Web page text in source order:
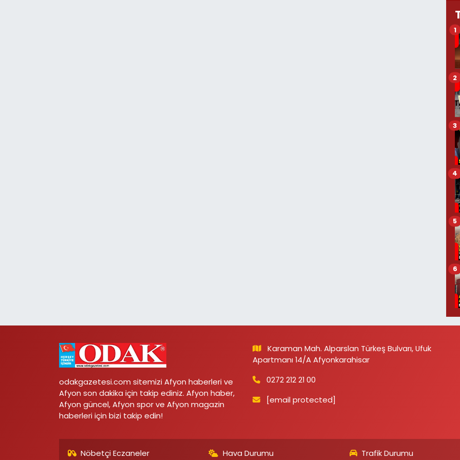
1
2
3
4
5
6
odakgazetesi.com sitemizi Afyon haberleri ve
Afyon son dakika için takip ediniz. Afyon haber,
Afyon güncel, Afyon spor ve Afyon magazin
haberleri için bizi takip edin!
Karaman Mah. Alparslan Türkeş Bulvarı, Ufuk
Apartmanı 14/A Afyonkarahisar
0272 212 21 00
[email protected]
Nöbetçi Eczaneler Hava Durumu Trafik Durumu